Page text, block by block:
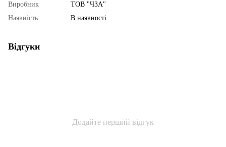
Виробник
ТОВ "ЧЗА"
Наявність
В наявності
Відгуки
Додайте перший відгук